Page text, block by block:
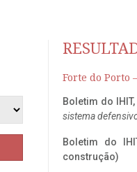
Forte do Porto
Boletim do
sistema
Boletim do
construção)